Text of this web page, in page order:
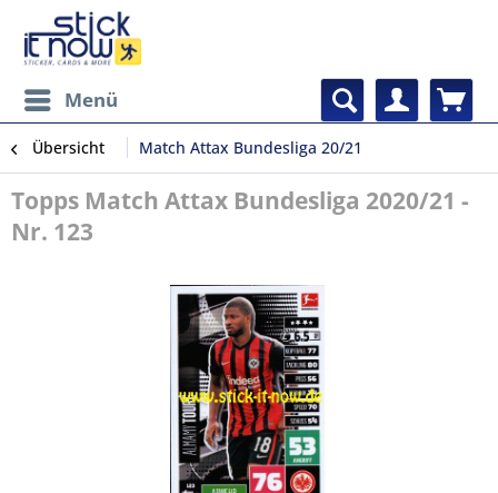
Menü
Übersicht Match Attax Bundesliga 20/21
Topps Match Attax Bundesliga 2020/21 -
Nr. 123